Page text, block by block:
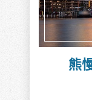
熊